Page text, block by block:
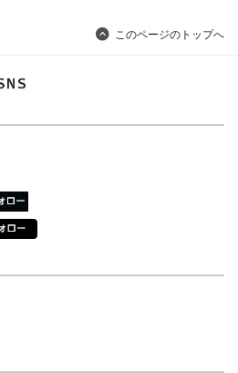
このページのトップへ